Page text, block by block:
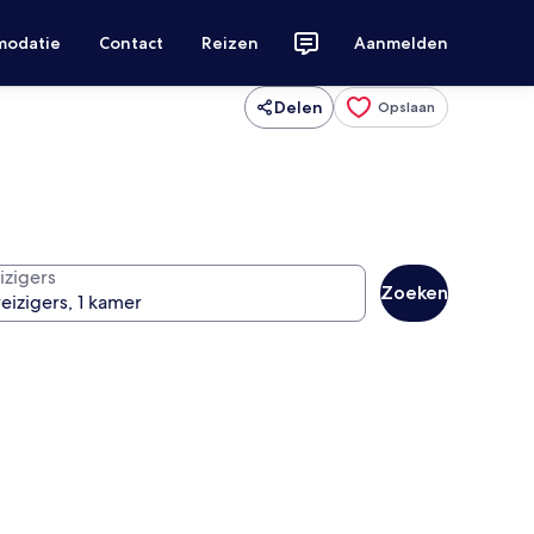
Contact Reizen Aanmelden
Delen Opslaan
Zoeken